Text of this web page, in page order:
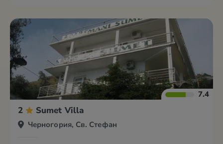
7.4
2 Sumet Villa
Черногория, Св. Стефан